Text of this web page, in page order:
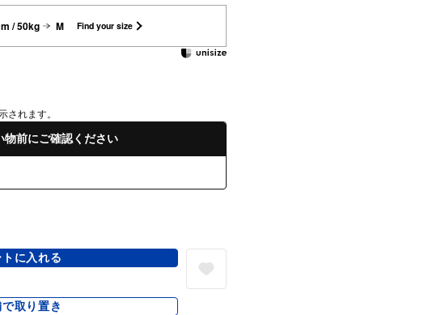
/ 50kg M Find your size
されます。
物前にご確認ください
トに入れる
で取り置き